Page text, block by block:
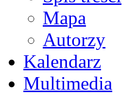
Mapa
Autorzy
Kalendarz
Multimedia